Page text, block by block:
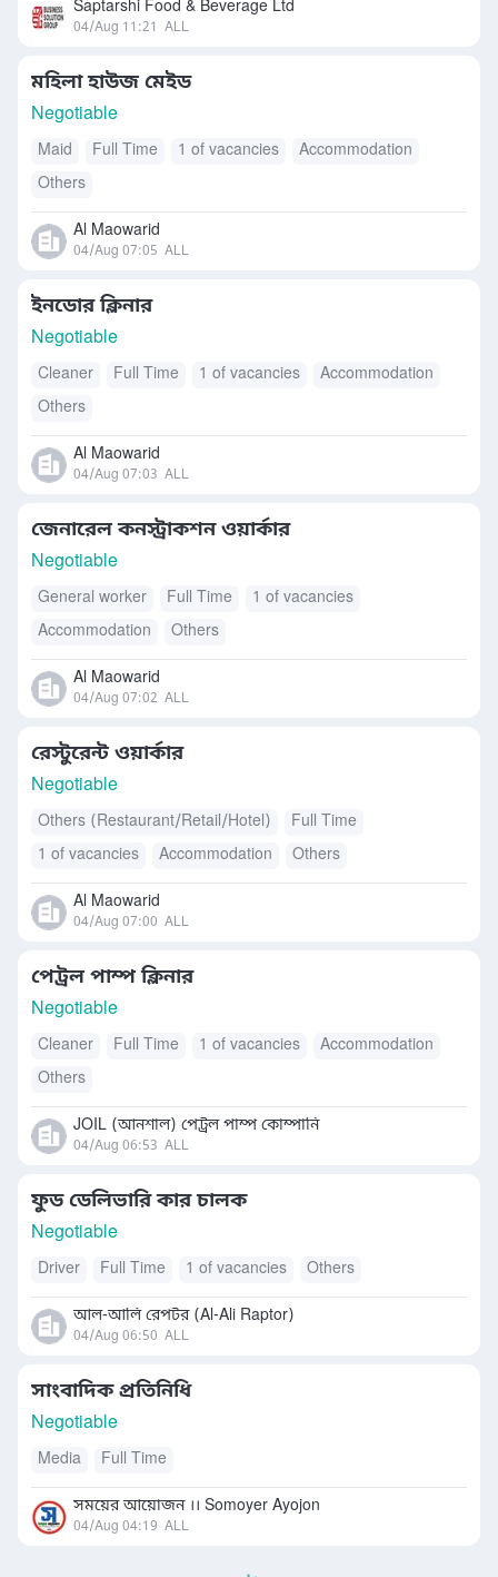
Saptarshi Food & Beverage Ltd
04/Aug 11:21 ALL
মহিলা হাউজ মেইড
Negotiable
Maid Full Time 1 of vacancies
Accommodation
Others
Al Maowarid
04/Aug 07:05 ALL
ইনডোর ক্লিনার
Negotiable
Cleaner Full Time 1 of vacancies
Accommodation
Others
Al Maowarid
04/Aug 07:03 ALL
জেনারেল কনস্ট্রাকশন ওয়ার্কার
Negotiable
General worker Full Time
1 of vacancies
Accommodation
Others
Al Maowarid
04/Aug 07:02 ALL
রেস্টুরেন্ট ওয়ার্কার
Negotiable
Others (Restaurant/Retail/Hotel)
Full Time
1 of vacancies
Accommodation Others
Al Maowarid
04/Aug 07:00 ALL
পেট্রল পাম্প ক্লিনার
Negotiable
Cleaner Full Time 1 of vacancies
Accommodation
Others
JOIL (আনশাল) পেট্রল পাম্প কোম্পানি
04/Aug 06:53 ALL
ফুড ডেলিভারি কার চালক
Negotiable
Driver Full Time 1 of vacancies Others
আল-আলি রেপটর (Al-Ali Raptor)
04/Aug 06:50 ALL
সাংবাদিক প্রতিনিধি
Negotiable
Media Full Time
সময়ের আয়োজন ।। Somoyer Ayojon
04/Aug 04:19 ALL